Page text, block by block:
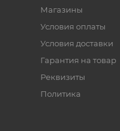
Магазины
Условия оплаты
Условия доставки
Гарантия на товар
Реквизиты
Политика